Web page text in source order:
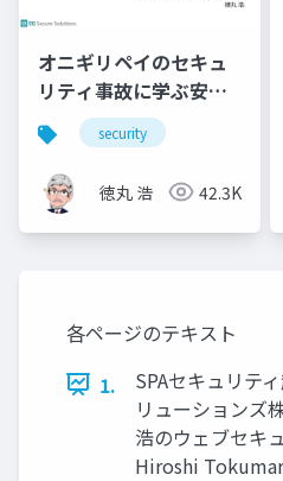
オニギリペイのセキュ
リティ事故に学ぶ安全
なサービスの構築法
security
徳丸 浩 42.3K
各ページのテキスト
1.
SPAセキュリテ
リューションズ
浩のウェブセキ
Hiroshi